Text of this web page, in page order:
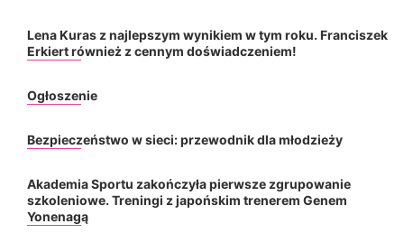
Lena Kuras z najlepszym wynikiem w tym roku. Franciszek
Erkiert również z cennym doświadczeniem!
Ogłoszenie
Bezpieczeństwo w sieci: przewodnik dla młodzieży
Akademia Sportu zakończyła pierwsze zgrupowanie
szkoleniowe. Treningi z japońskim trenerem Genem
Yonenagą